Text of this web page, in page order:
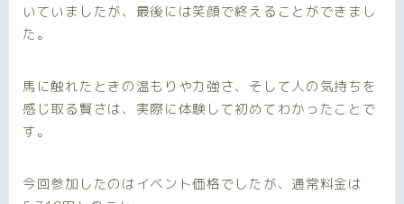
いていましたが、最後には笑顔で終えることができまし
た。
馬に触れたときの温もりや力強さ、そして人の気持ちを
感じ取る賢さは、実際に体験して初めてわかったことで
す。
今回参加したのはイベント価格でしたが、通常料金は